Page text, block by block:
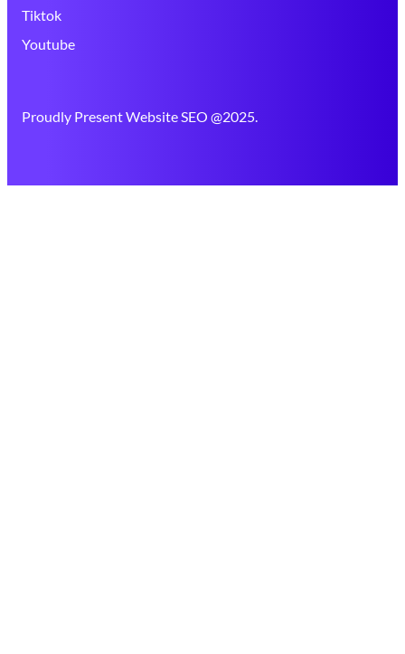
Tiktok
Youtube
Proudly Present Website SEO @2025.